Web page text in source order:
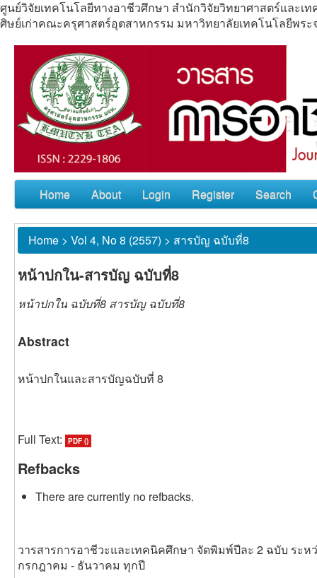
ศูนย์วิจัยเทคโนโลยีทางอาชีวศึกษา สำนักวิจัยวิทยาศาสตร์และ
ศิษย์เก่าคณะครุศาสตร์อุตสาหกรรม มหาวิทยาลัยเทคโนโลยีพระ
Home About Login Register Search
Home > Vol 4, No 8 (2557) > สารบัญ ฉบับที่8
หน้าปกใน-สารบัญ ฉบับที่8
หน้าปกใน ฉบับที่8 สารบัญ ฉบับที่8
Abstract
หน้าปกในและสารบัญฉบับที่ 8
Full Text: PDF ()
Refbacks
There are currently no refbacks.
วารสารการอาชีวะและเทคนิคศึกษา จัดพิมพ์ปีละ 2 ฉบับ ระห
กรกฎาคม - ธันวาคม ทุกปี